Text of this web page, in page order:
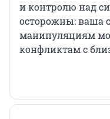
и контролю над
осторожны: ваша
манипуляциям
конфликтам с